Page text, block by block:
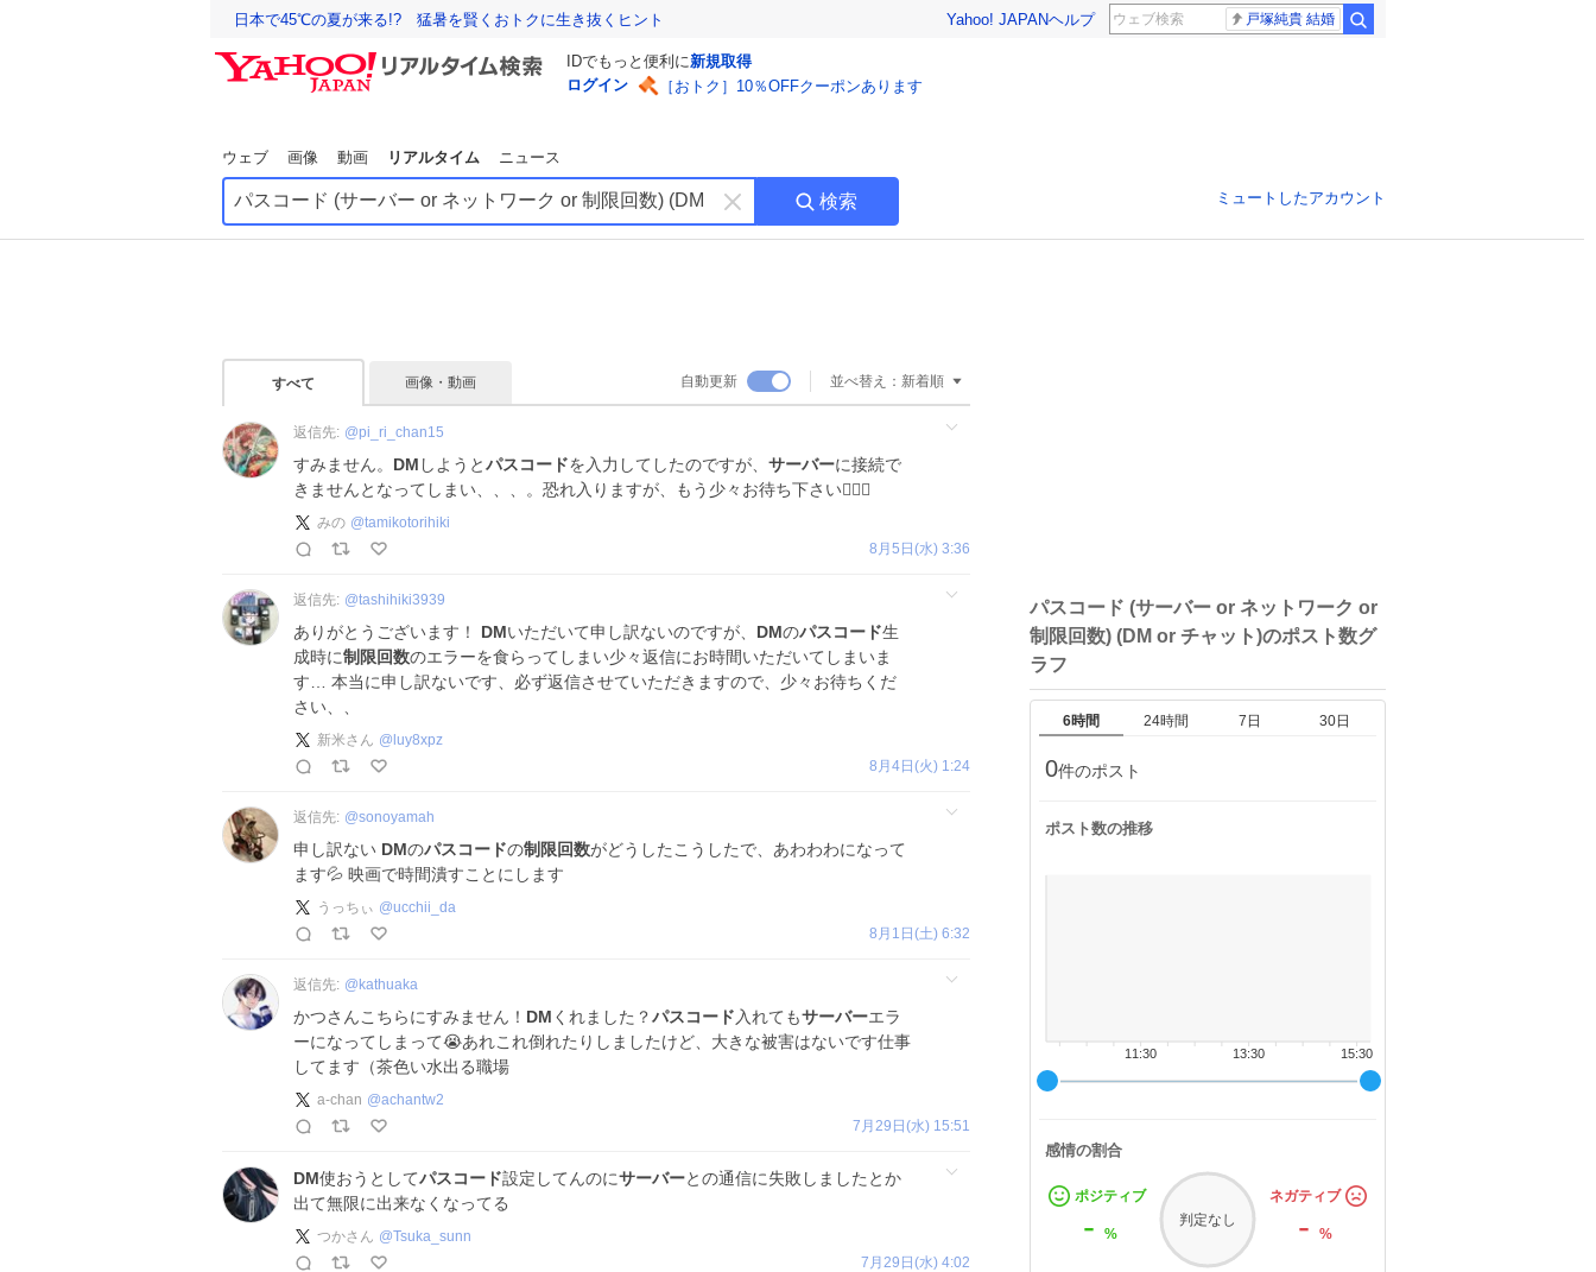
日本で45℃の夏が来る!? 猛暑を賢くおトクに生き抜くヒント Yahoo! JAPANヘルプ 戸塚純貴 結婚
IDでもっと便利に新規取得
ログイン
［おトク］10％OFFクーポンあります
ウェブ 画像 動画 リアルタイム ニュース
キ
ー
す
検索 ミュートしたアカウント
すべて 画像・動画 自動更新 並べ替え： 新着順
返信先: @pi_ri_chan15
すみません。 DM しようとパスコードを入力してしたのですが、 サーバーに接続で
きませんとなってしまい、、、。恐れ入りますが、もう少々お待ち下さい🙇🏻‍♀️
みの @tamikotorihiki
8月5日(水) 3:36
返信先: @tashihiki3939
ありがとうございます！ DMいただいて申し訳ないのですが、 DMのパスコード生
成時に制限回数のエラーを食らってしまい少々返信にお時間いただいてしまいま
す… 本当に申し訳ないです、必ず返信させていただきますので、少々お待ちくだ
さい、、
新米さん @ luy8xpz
8月4日(火) 1:24
返信先: @sonoyamah
申し訳ない DMのパスコードの制限回数がどうしたこうしたで、あわわわになって
ます💦 映画で時間潰すことにします
うっちぃ @ucchii_da
8月1日(土) 6:32
返信先: @ kathuaka
かつさんこちらにすみません！ DM くれました？パスコード 入れてもサーバーエラ
ーになってしまって😭あれこれ倒れたりしましたけど、大きな被害はないです仕事
してます（茶色い水出る職場
a-chan @achantw2
7月29日(水) 15:51
DM使おうとしてパスコード設定してんのにサーバーとの通信に失敗しましたとか
出て無限に出来なくなってる
つかさん @Tsuka_sunn
7月29日(水) 4:02
パスコード (サーバー or ネットワーク or
制限回数) (DM or チャット)のポスト数グ
ラフ
6時間 24時間 7日 30日
0件のポスト
ポスト数の推移
15:30
13:30
11:30
感情の割合
ポジティブ
- %
判定なし
ネガティブ
-%